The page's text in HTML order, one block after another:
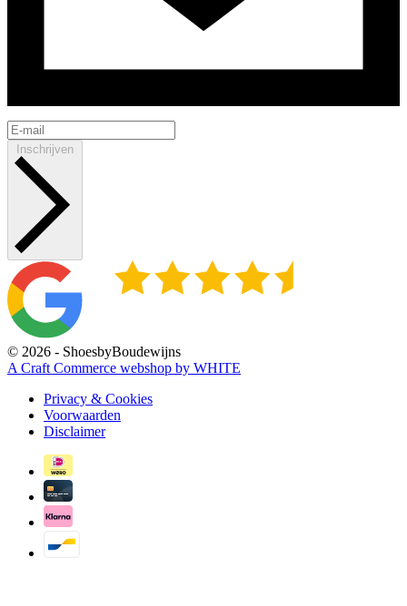
Inschrijven
© 2026 - ShoesbyBoudewijns
A Craft Commerce webshop by WHITE
Privacy & Cookies
Voorwaarden
Disclaimer